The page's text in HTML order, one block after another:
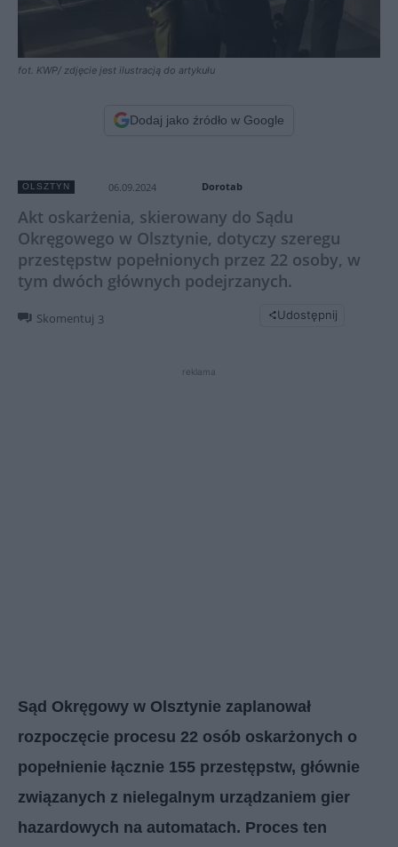
fot. KWP/ zdjęcie jest ilustracją do artykułu
Dodaj jako źródło w Google
OLSZTYN 06.09.2024 Dorotab
Akt oskarżenia, skierowany do Sądu
Okręgowego w Olsztynie, dotyczy szeregu
przestępstw popełnionych przez 22 osoby, w
tym dwóch głównych podejrzanych.
Skomentuj 3 Udostępnij
reklama
Sąd Okręgowy w Olsztynie zaplanował
rozpoczęcie procesu 22 osób oskarżonych o
popełnienie łącznie 155 przestępstw, głównie
związanych z nielegalnym urządzaniem gier
hazardowych na automatach. Proces ten